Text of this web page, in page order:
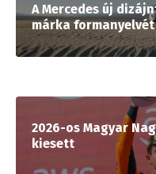
A Mercedes új
márka formanyelvét
2026-os Magyar
kiesett